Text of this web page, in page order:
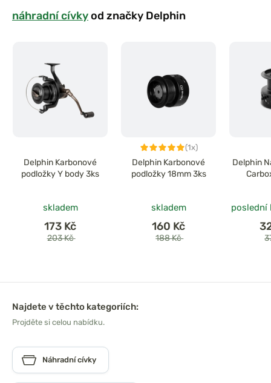
náhradní cívkyod značky Delphin
Delphin Karbonové
podložky Y body 3ks
skladem
173 Kč
203 Kč
(1x)
Delphin Karbonové
podložky 18mm 3ks
skladem
160 Kč
188 Kč
Delphin
poslední
Najdete v těchto kategoriích:
Projděte si celou nabídku.
Náhradní cívky